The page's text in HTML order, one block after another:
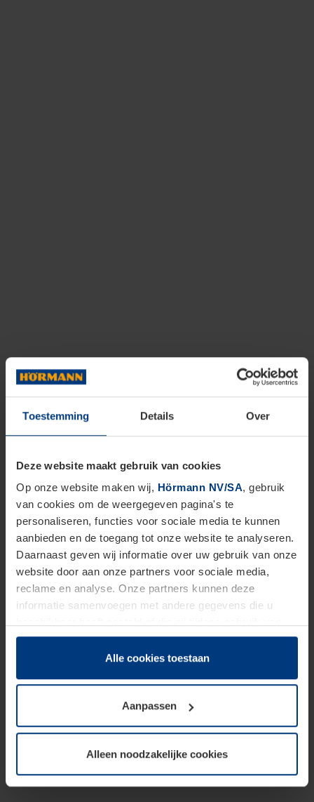
Toestemming Details Over
Deze website maakt gebruik van cookies
Op onze website maken wij, Hörmann NV/SA, gebruik
van cookies om de weergegeven pagina's te
personaliseren, functies voor sociale media te kunnen
aanbieden en de toegang tot onze website te analyseren.
Daarnaast geven wij informatie over uw gebruik van onze
website door aan onze partners voor sociale media,
reclame en analyse. Onze partners kunnen deze
informatie samenvoegen met andere gegevens die u
hun diensten hebben verzameld.
Juridisch hebben wij het recht om cookies op uw
van deze pagina's absoluut vereist is. Voor alle andere
soorten cookies is uw toestemming benodigd. Uw
toestemming kunt u op elk moment bij de uitleg van de
wijzigen of herroepen.
Alle cookies toestaan
Aanpassen
Alleen noodzakelijke cookies